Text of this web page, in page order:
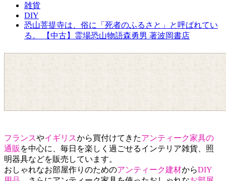
雑貨
DIY
恐山菩提寺は、俗に「死者のふるさと」と呼ばれてい
る。 【中古】霊場恐山物語森勇男 著波岡書店
フランスやイギリスから買付けてきたアンティーク家具の
通販 を中心に、毎日を楽しく過ごせるインテリア雑貨、照
明器具などを販売しています。
おしゃれなお部屋作りのためのアンティーク建材からDIY